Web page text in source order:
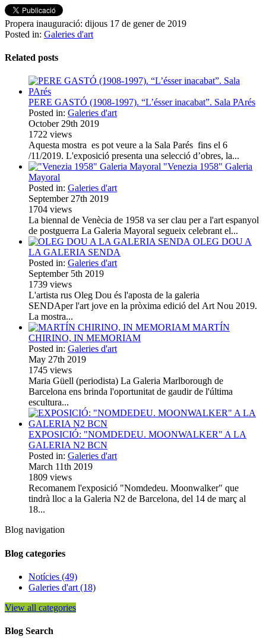
Propera inauguració: dijous 17 de gener de 2019
Posted in: Galeries d'art
Related posts
PERE GASTÓ (1908-1997). “L’ésser inacabat”. Sala PArés
Posted in: Galeries d'art
October 29th 2019
1722 views
Aquesta mostra es pot veure a la Sala Parés fins el 6
/11/2019. L'exposició presenta una selecció d’obres, la...
"Venezia 1958" Galeria
Mayoral
Posted in: Galeries d'art
September 27th 2019
1704 views
La biennal de Venècia de 1958 va ser clau per a l'art espanyol
de postguerra La Galeria Mayoral segueix celebrant el...
OLEG DOU A
LA GALERIA SENDA
Posted in: Galeries d'art
September 5th 2019
1739 views
L'artista rus Oleg Dou és l'aposta de la galeria
SENDAper l'art jove en la pròxima edició del Art Nou 2019.
La mostra...
MARTÍN
CHIRINO, IN MEMORIAM
Posted in: Galeries d'art
May 27th 2019
1745 views
Maria Güell (periodista) La Galeria Marlborough de
Barcelona ens brinda l'oportunitat de gaudir de l'última
escultura...
EXPOSICIÓ: "NOMDEDEU. MOONWALKER" A LA
GALERIA N2 BCN
Posted in: Galeries d'art
March 11th 2019
1809 views
Recomanem l'exposició "Nomdedeu. Moonwalker" que
tindrà lloc a la Galeria N2 de Barcelona, del 14 de març al
18...
Blog navigation
Blog categories
Notícies (49)
Galeries d'art (18)
View all categories
Blog Search